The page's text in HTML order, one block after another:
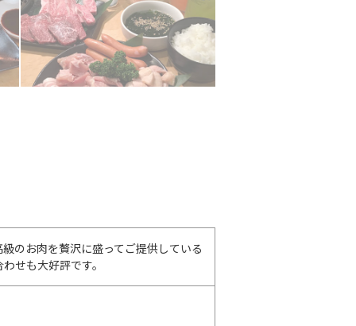
のお肉を贅沢に盛ってご提供している
せも大好評です。